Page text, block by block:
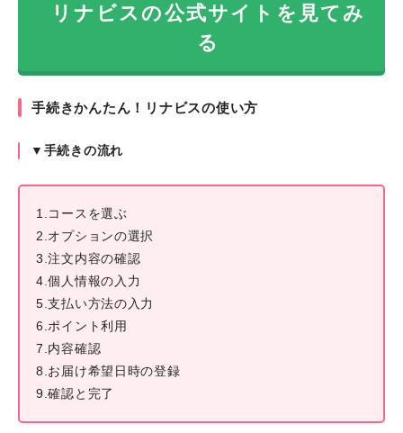
リナビスの公式サイトを見てみ
る
手続きかんたん！リナビスの使い方
▼手続きの流れ
1.コースを選ぶ
2.オプションの選択
3.注文内容の確認
4.個人情報の入力
5.支払い方法の入力
6.ポイント利用
7.内容確認
8.お届け希望日時の登録
9.確認と完了